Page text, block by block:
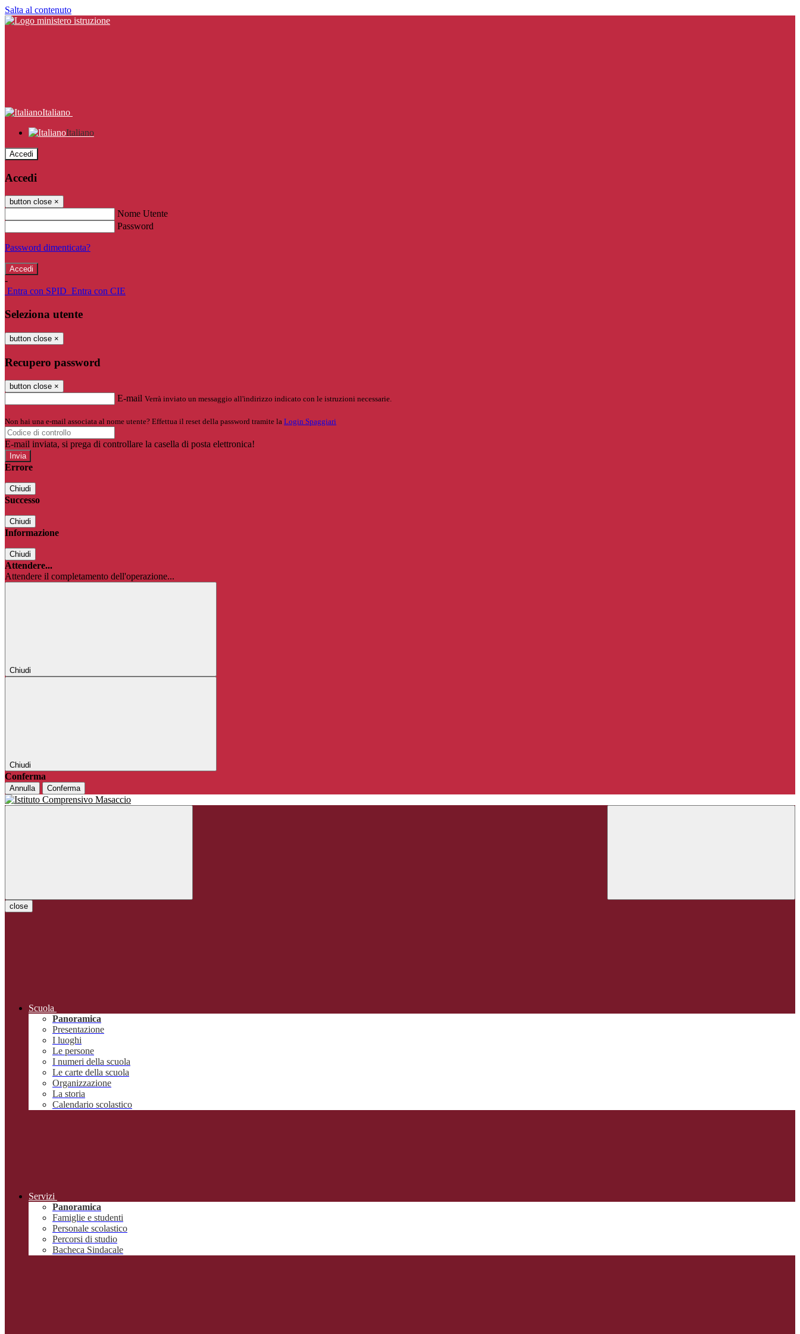
Salta al contenuto
Italiano
Italiano
Accedi
Accedi
button close ×
Nome Utente
Password
Password dimenticata?
-
Entra con SPID Entra con CIE
Seleziona utente
button close ×
Recupero password
button close ×
E-mail Verrà inviato un messaggio all'indirizzo indicato con le istruzioni necessarie.
Non hai una e-mail associata al nome utente? Effettua il reset della password tramite la Login Spaggiari
E-mail inviata, si prega di controllare la casella di posta elettronica!
Errore
Chiudi
Successo
Chiudi
Informazione
Chiudi
Attendere...
Attendere il completamento dell'operazione...
Chiudi
Chiudi
Conferma
Annulla Conferma
close
Scuola
Panoramica
Presentazione
I luoghi
Le persone
I numeri della scuola
Le carte della scuola
Organizzazione
La storia
Calendario scolastico
Servizi
Panoramica
Famiglie e studenti
Personale scolastico
Percorsi di studio
Bacheca Sindacale